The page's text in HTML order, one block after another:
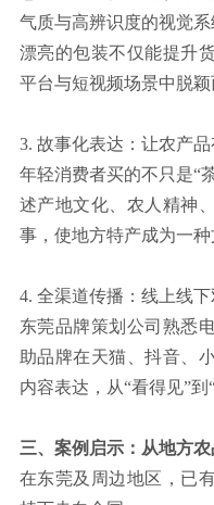
气质与高辨识度的视觉系
漂亮的包装不仅能提升
平台与短视频场景中脱颖
3. 故事化表达：让农产
年轻消费者买的不只是“
述产地文化、农人精神
事，使地方特产成为一种
4. 全渠道传播：线上线
东莞品牌策划公司熟悉
助品牌在天猫、抖音、
内容表达，从“看得见”到
三、案例启示：从地方
在东莞及周边地区，已